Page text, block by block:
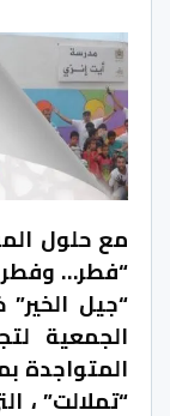
مع حلول
“فطر…
“جيل
الجمعية
المتواجدة